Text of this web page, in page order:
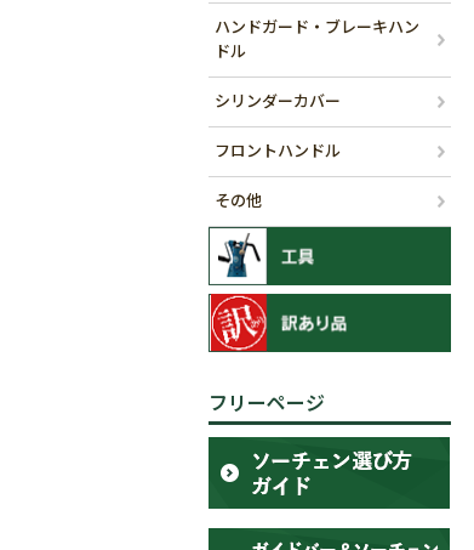
ハンドガード・ブレーキハン
ドル
シリンダーカバー
フロントハンドル
その他
フリーページ